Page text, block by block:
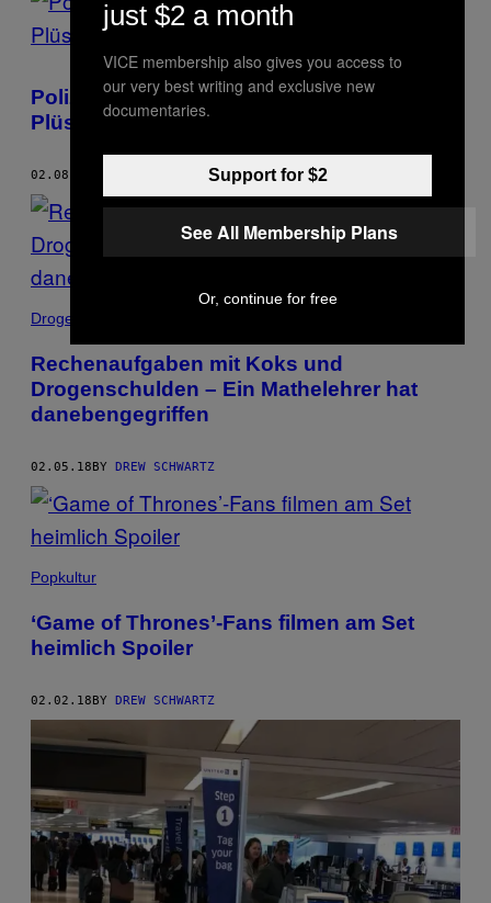
Polizisten haben 45 Minuten lang einen
Plüschtiger umzingelt
02.08.18 DREW SCHWARTZ
Drogen
Rechenaufgaben mit Koks und
Drogenschulden – Ein Mathelehrer hat
danebengegriffen
02.05.18BY DREW SCHWARTZ
Popkultur
‘Game of Thrones’-Fans filmen am Set
heimlich Spoiler
02.02.18BY DREW SCHWARTZ
just $2 a month
VICE membership also gives you access to
our very best writing and exclusive new
documentaries.
Support for $2
See All Membership Plans
Or, continue for free